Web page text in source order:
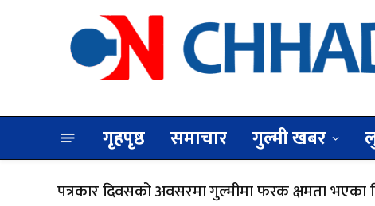
गृहपृष्ठ समाचार गुल्मी खबर
पत्रकार दिवसको अवसरमा गुल्मीमा फरक क्षमता भएका